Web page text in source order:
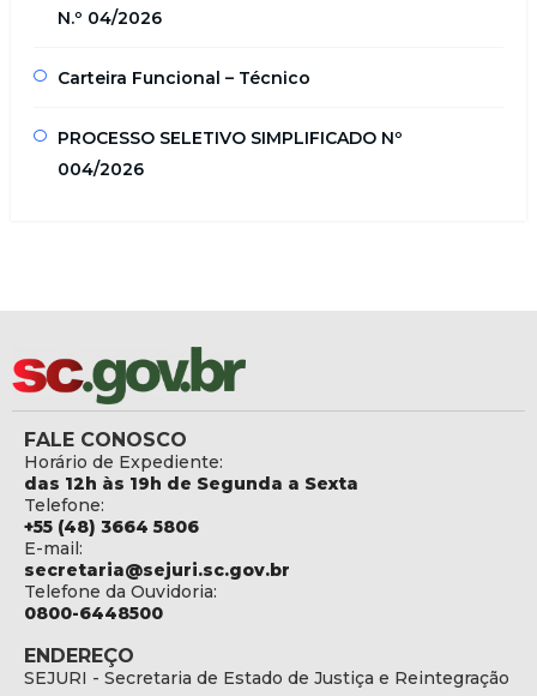
N.º 04/2026
Carteira Funcional – Técnico
PROCESSO SELETIVO SIMPLIFICADO Nº
004/2026
FALE CONOSCO
Horário de Expediente:
das 12h às 19h de Segunda a Sexta
Telefone:
+55 (48) 3664 5806
E-mail:
secretaria@sejuri.sc.gov.br
Telefone da Ouvidoria:
0800-6448500
ENDEREÇO
SEJURI - Secretaria de Estado de Justiça e Reintegração